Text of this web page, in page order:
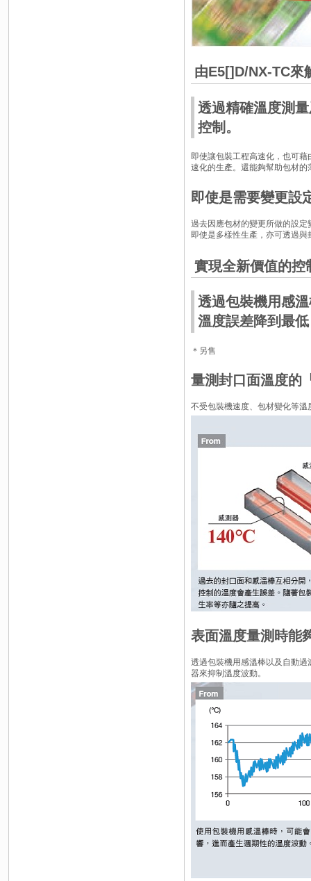
由E5[]D/NX-TC來
透過精確溫度測
控制。
即使讓包裝工程高速化，也可
速化的生產。還能夠幫助包材
即使是需要變更設
過去因應包材的變更所做的設
即使是多樣性生產，亦可透過
實現全新價值的控
透過包裝機用感
溫度誤差降到最低
＊另售
量測封口面溫度的
不受包裝機速度、包材變化等
表面溫度量測時能
透過包裝機用感溫棒以及自動
器來抑制溫度波動。